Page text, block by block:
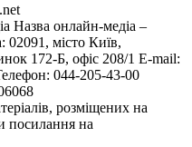
Назва онлайн-медіа –
02091, місто Київ,
172-Б, офіс 208/1 E-mail:
044-205-43-00
розміщених на
посилання на